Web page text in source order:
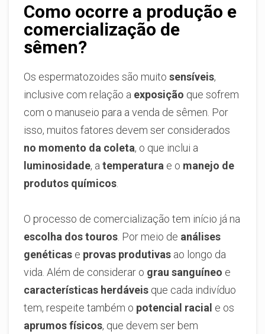
Como ocorre a produção e
comercialização de
sêmen?
Os espermatozoides são muito sensíveis,
inclusive com relação a exposição que sofrem
com o manuseio para a venda de sêmen. Por
isso, muitos fatores devem ser considerados
no momento da coleta, o que inclui a
luminosidade, a temperatura e o manejo de
produtos químicos
O processo de comercialização tem início já na
escolha dos touros . Por meio de análises
genéticas e provas produtivas ao longo da
vida. Além de considerar o grau sanguíneo e
características herdáveis que cada indivíduo
tem, respeite também o potencial racial e os
aprumos físicos, que devem ser bem